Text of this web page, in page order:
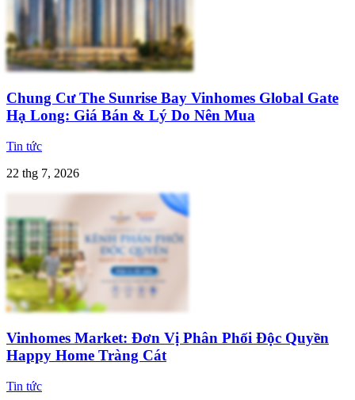
Chung Cư The Sunrise Bay Vinhomes Global Gate
Hạ Long: Giá Bán & Lý Do Nên Mua
Tin tức
22 thg 7, 2026
Vinhomes Market: Đơn Vị Phân Phối Độc Quyền
Happy Home Tràng Cát
Tin tức